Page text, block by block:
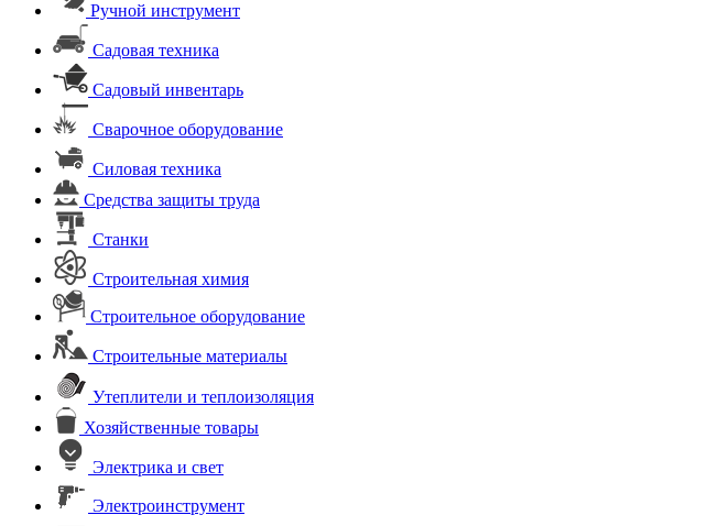
Ручной инструмент
Садовая техника
Садовый инвентарь
Сварочное оборудование
Силовая техника
Средства защиты труда
Станки
Строительная химия
Строительное оборудование
Строительные материалы
Утеплители и теплоизоляция
Хозяйственные товары
Электрика и свет
Электроинструмент